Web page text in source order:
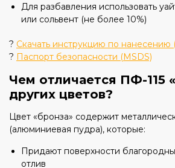
Для разбавления использовать
или сольвент (не более 10%)
? Скачать инструкцию по нанесению
? Паспорт безопасности (MSDS)
Чем отличается ПФ-115
других цветов?
Цвет «бронза» содержит
(алюминиевая пудра), которые:
Придают поверхности
отлив